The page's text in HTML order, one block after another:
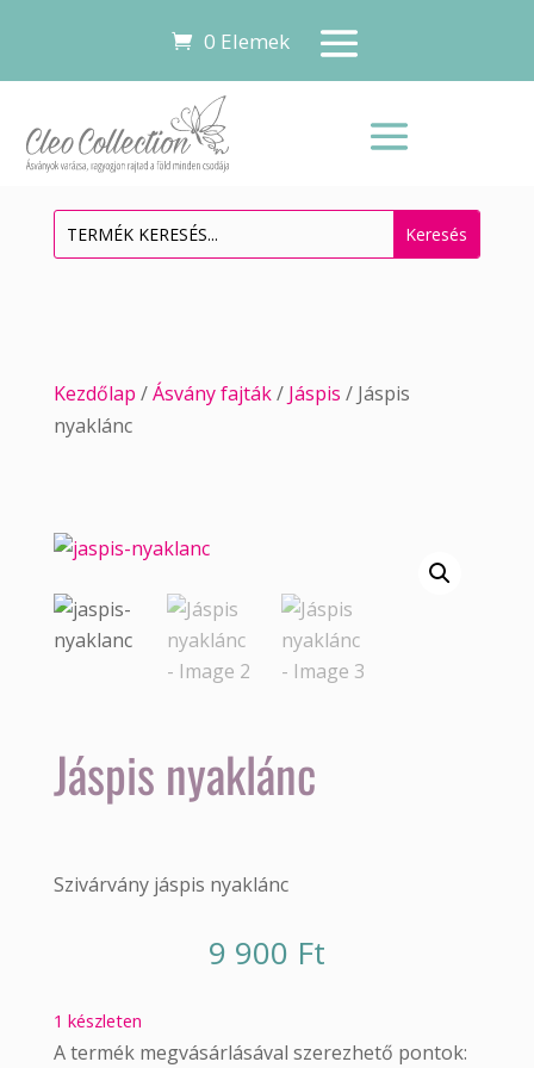
0 Elemek
Kezdőlap /Ásvány fajták/ Jáspis / Jáspis
nyaklánc
Jáspis nyaklánc
Szivárvány jáspis nyaklánc
9 900 Ft
1 készleten
A termék megvásárlásával szerezhető pontok: